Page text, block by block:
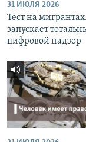
31 ИЮЛЯ 2026
Тест на
запускает
цифровой надзор